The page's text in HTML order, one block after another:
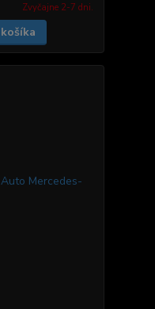
Zvyčajne 2-7 dni.